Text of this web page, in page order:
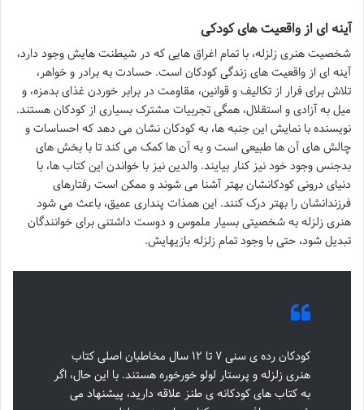
آینه ای از واقعیت های کودکی
شخصیت هنری زلزله، با تمام اغراق هایی که در شیطنت هایش وجود دارد،
آینه ای از واقعیت های زندگی کودکان است. حسادت به برادر و خواهر،
تلاش برای فرار از تکالیف و قوانین، مقاومت در برابر خوردن غذای بدمزه، و
میل به آزادی و استقلال، همگی تجربیات مشترک بسیاری از کودکان هستند.
نویسنده با نمایش این جنبه ها، به کودکان نشان می دهد که احساسات و
چالش های آن ها طبیعی است و به آن ها کمک می کند تا با بخش های
بدجنس وجود خود نیز کنار بیایند. والدین نیز با خواندن این کتاب ها، با
دنیای درونی کودکانشان بهتر آشنا می شوند و ممکن است رفتارهای
فرزندانشان را بهتر درک کنند. این همذات پنداری عمیق، باعث می شود
هنری زلزله به شخصیتی بسیار ملموس و دوست داشتنی برای خوانندگان
تبدیل شود، حتی با وجود تمام زلزله بازیهایش.
کودکان رده ی سنی ۷ تا ۱۲ سال مخاطبان اصلی کتاب
هنری زلزله و پرستار لولو خورخوره هستند. با این حال، اگر
به کتاب های کودکانه ی طنز علاقه دارید، پیشنهاد می